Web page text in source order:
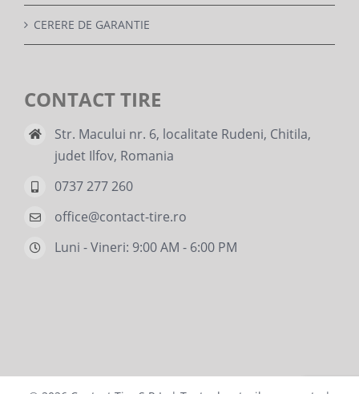
CERERE DE GARANTIE
CONTACT TIRE
Str. Macului nr. 6, localitate Rudeni, Chitila,
judet Ilfov, Romania
0737 277 260
office@contact-tire.ro
Luni - Vineri: 9:00 AM - 6:00 PM